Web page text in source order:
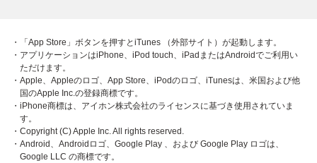
・「App Store」ボタンを押すとiTunes （外部サイト）が起動します。
・アプリケーションはiPhone、iPod touch、iPadまたはAndroidでご利用い
ただけます。
・Apple、Appleのロゴ、App Store、iPodのロゴ、iTunesは、米国および他
国のApple Inc.の登録商標です。
・iPhone商標は、アイホン株式会社のライセンスに基づき使用されていま
す。
・Copyright (C) Apple Inc. All rights reserved.
・Android、Androidロゴ、Google Play 、および Google Play ロゴは、
Google LLC の商標です。